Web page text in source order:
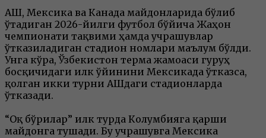
АҚШ, Мексика ва Канада майдонларида бўлиб
ўтадиган 2026-йилги футбол бўйича Жаҳон
чемпионати тақвими ҳамда учрашувлар
ўтказиладиган стадион номлари маълум бўлди.
Унга кўра, Ўзбекистон терма жамоаси гуруҳ
босқичидаги илк ўйинини Мексикада ўтказса,
қолган икки турни АҚШдаги стадионларда
ўтказади.
“Оқ бўрилар” илк турда Колумбияга қарши
майдонга тушади. Бу учрашувга Мексика